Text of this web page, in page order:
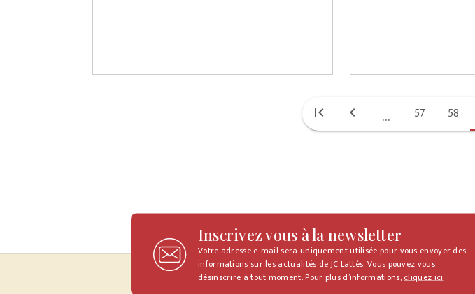
first_page chevron_left ... 57 58
Inscrivez vous à la newsletter
Votre adresse e-mail sera uniquement utilisée pour vous envoyer des
informations sur les actualités de JC Lattès. Vous pouvez vous
désinscrire à tout moment. Pour plus d’informations,cliquez ici.